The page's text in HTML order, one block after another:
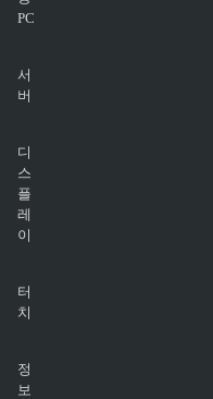
PC
서
버
디
스
플
레
이
터
치
정
보